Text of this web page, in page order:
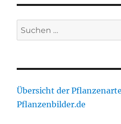
Suche
nach:
Übersicht der
Pflanzenbilder.de